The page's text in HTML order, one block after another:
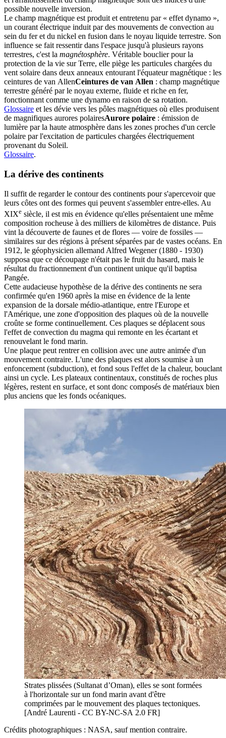
possible nouvelle inversion.
Le champ magnétique est produit et entretenu par « effet dynamo »,
un courant électrique induit par des mouvements de convection au
sein du fer et du nickel en fusion dans le noyau liquide terrestre. Son
influence se fait ressentir dans l'espace jusqu'à plusieurs rayons
terrestres, c'est la magnétosphère. Véritable bouclier pour la
protection de la vie sur Terre, elle piège les particules chargées du
vent solaire dans deux anneaux entourant l'équateur magnétique : les
ceintures de van AllenCeintures de van Allen : champ magnétique
terrestre généré par le noyau externe, fluide et riche en fer,
fonctionnant comme une dynamo en raison de sa rotation.
Glossaire et les dévie vers les pôles magnétiques où elles produisent
de magnifiques aurores polairesAurore polaire : émission de
lumière par la haute atmosphère dans les zones proches d'un cercle
polaire par l'excitation de particules chargées électriquement
provenant du Soleil.
Glossaire.
La dérive des continents
Il suffit de regarder le contour des continents pour s'apercevoir que
leurs côtes ont des formes qui peuvent s'assembler entre-elles. Au
XIXe siècle, il est mis en évidence qu'elles présentaient une même
composition rocheuse à des milliers de kilomètres de distance. Puis
vint la découverte de faunes et de flores — voire de fossiles —
similaires sur des régions à présent séparées par de vastes océans. En
1912, le géophysicien allemand Alfred Wegener (1880 - 1930)
supposa que ce découpage n'était pas le fruit du hasard, mais le
résultat du fractionnement d'un continent unique qu'il baptisa
Pangée.
Cette audacieuse hypothèse de la dérive des continents ne sera
confirmée qu'en 1960 après la mise en évidence de la lente
expansion de la dorsale médio-atlantique, entre l'Europe et
l'Amérique, une zone d'opposition des plaques où de la nouvelle
croûte se forme continuellement. Ces plaques se déplacent sous
l'effet de convection du magma qui remonte en les écartant et
renouvelant le fond marin.
Une plaque peut rentrer en collision avec une autre animée d'un
mouvement contraire. L'une des plaques est alors soumise à un
enfoncement (subduction), et fond sous l'effet de la chaleur, bouclant
ainsi un cycle. Les plateaux continentaux, constitués de roches plus
légères, restent en surface, et sont donc composés de matériaux bien
plus anciens que les fonds océaniques.
Strates plissées (Sultanat d’Oman), elles se sont formées
à l'horizontale sur un fond marin avant d'être
comprimées par le mouvement des plaques tectoniques.
[André Laurenti - CC BY-NC-SA 2.0 FR]
Crédits photographiques : NASA, sauf mention contraire.